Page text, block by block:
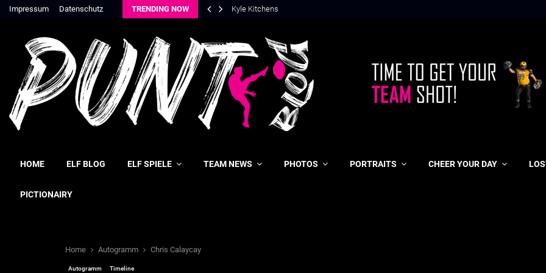
Impressum Datenschutz TRENDING NOW Kyle Kitchens
HOME ELF BLOG ELF SPIELE TEAM NEWS PHOTOS PORTRAITS CHEER YOUR DAY
PICTIONAIRY
Home Autogramm Chris Calaycay
Autogramm Timeline